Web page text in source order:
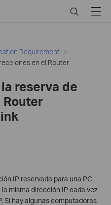
SearchMenu
Requirement
en el Router
reserva de
IP reservada para una PC
misma dirección IP cada vez
Si hay algunas computadoras